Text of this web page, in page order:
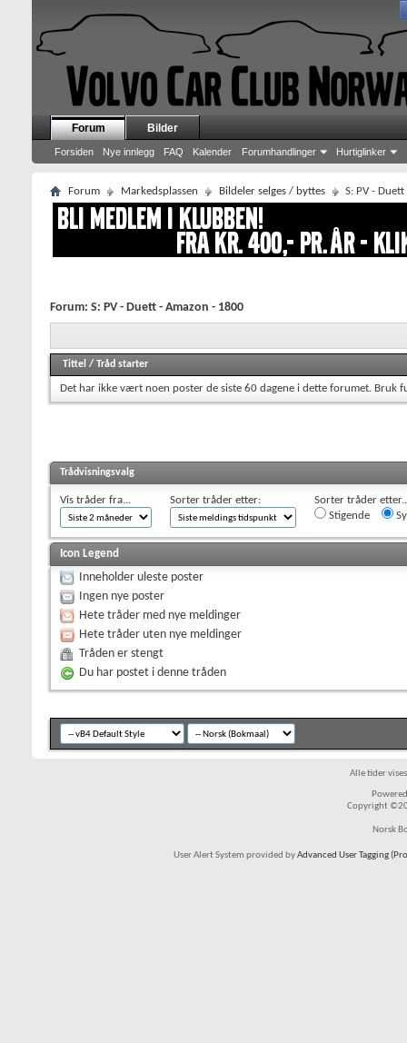
Forum
Forsiden Nye innlegg FAQ Kalender Forumhandlinger Hurtiglinker
Bilder
Forum Markedsplassen Bildeler selges / byttes S: PV -
Forum: S: PV - Duett - Amazon - 1800
Tittel / Tråd starter
Det har ikke vært noen poster de siste 60 dagene i dette forumet. Bruk
Trådvisningsvalg
Vis tråder fra... Sorter tråder etter:
Sorter tråder
Stigende
Icon Legend
Inneholder uleste poster
Ingen nye poster
Hete tråder med nye meldinger
Hete tråder uten nye meldinger
Tråden er stengt
Du har postet i denne tråden
Alle tider
Copyright
Norsk
User Alert System provided byAdvanced User Tagging